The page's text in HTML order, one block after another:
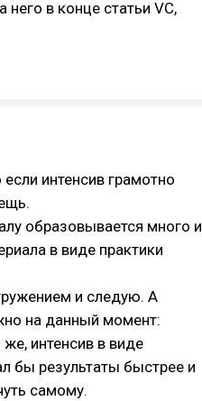
него в конце статьи VC,
интенсив грамотно
образовывается много и
в виде практики
и следую. А
на данный момент:
интенсив в виде
бы результаты быстрее и
самому.